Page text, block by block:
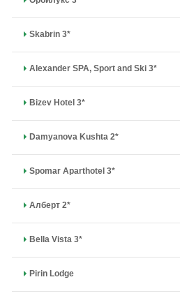
Skabrin 3*
Alexander SPA, Sport and Ski 3*
Bizev Hotel 3*
Damyanova Kushta 2*
Spomar Aparthotel 3*
Алберт 2*
Bella Vista 3*
Pirin Lodge